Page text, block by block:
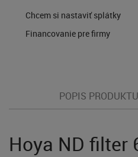
Chcem si nastaviť splátky
Financovanie pre firmy
POPIS PRODUKTU
Hoya ND filter